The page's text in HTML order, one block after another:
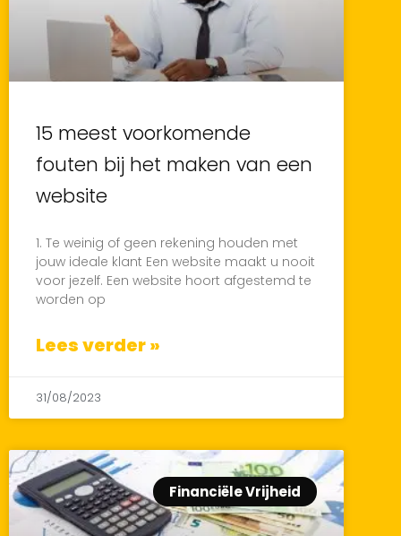
15 meest voorkomende
fouten bij het maken van een
website
1. Te weinig of geen rekening houden met
jouw ideale klant Een website maakt u nooit
voor jezelf. Een website hoort afgestemd te
worden op
Lees verder »
31/08/2023
Financiële Vrijheid